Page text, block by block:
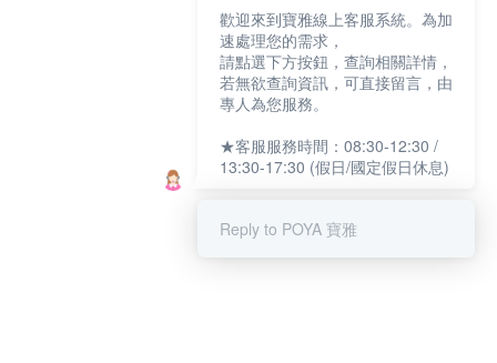
歡迎來到寶雅線上客服系統。為加
速處理您的需求，
請點選下方按鈕，查詢相關詳情，
若無欲查詢資訊，可直接留言，由
專人為您服務。
★客服服務時間：08:30-12:30 /
13:30-17:30 (假日/國定假日休息)
Reply to POYA 寶雅